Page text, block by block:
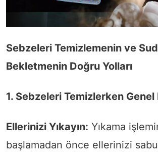
Sebzeleri Temizlemenin ve
Bekletmenin Doğru Yolları
1. Sebzeleri Temizlerken
Ellerinizi Yıkayın: Yıkama
başlamadan önce ellerinizi